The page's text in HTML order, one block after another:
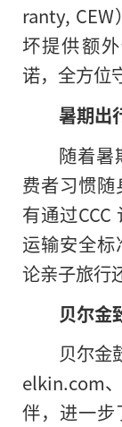
ranty,
坏提供额
诺，全方位
暑期出
随着暑
费者习惯
有通过
运输安全
论亲子旅行
贝尔金
贝尔金
elkin.com
伴，进一